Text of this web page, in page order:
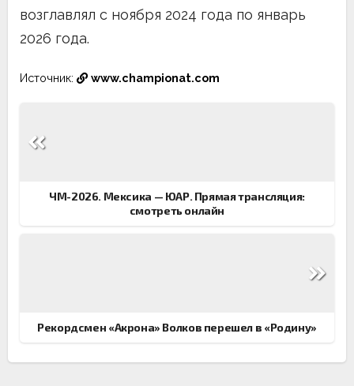
возглавлял с ноября 2024 года по январь
2026 года.
Источник: www.championat.com
по
ЧМ-2026. Мексика — ЮАР. Прямая трансляция:
смотреть онлайн
Рекордсмен «Акрона» Волков перешел в «Родину»